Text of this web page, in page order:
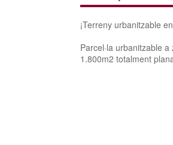
¡Terreny urbanitzable
Parcel·la urbanitzable
1.800m2 totalment